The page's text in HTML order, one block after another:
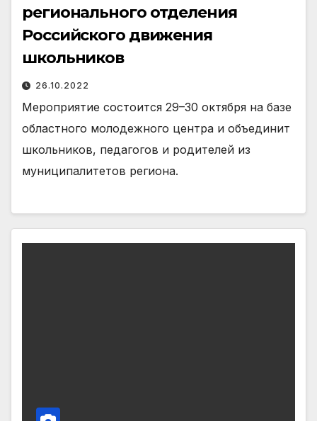
регионального отделения
Российского движения
школьников
26.10.2022
Мероприятие состоится 29–30 октября на базе
областного молодежного центра и объединит
школьников, педагогов и родителей из
муниципалитетов региона.